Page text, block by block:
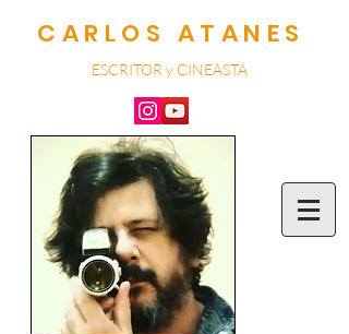
CARLOS ATANES
ESCRITOR y CINEASTA